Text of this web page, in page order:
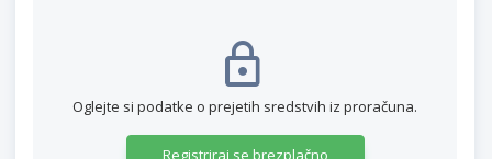
Oglejte si podatke o prejetih sredstvih iz proračuna.
Registriraj se brezplačno